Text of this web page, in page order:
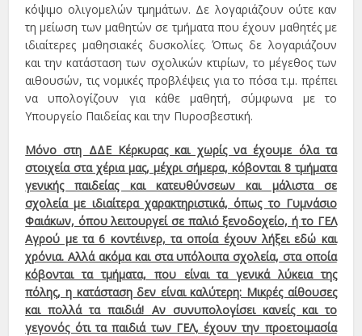
κόψιμο ολιγομελών τμημάτων. Δε λογαριάζουν ούτε καν
τη μείωση των μαθητών σε τμήματα που έχουν μαθητές με
ιδιαίτερες μαθησιακές δυσκολίες. Όπως δε λογαριάζουν
και την κατάσταση των σχολικών κτιρίων, το μέγεθος των
αιθουσών, τις νομικές προβλέψεις για το πόσα τ.μ. πρέπει
να υπολογίζουν για κάθε μαθητή, σύμφωνα με το
Υπουργείο Παιδείας και την Πυροσβεστική.
Μόνο στη ΔΔΕ Κέρκυρας και χωρίς να έχουμε όλα τα
στοιχεία στα χέρια μας, μέχρι σήμερα, κόβονται 8 τμήματα
γενικής παιδείας και κατευθύνσεων και μάλιστα σε
σχολεία με ιδιαίτερα χαρακτηριστικά, όπως το Γυμνάσιο
Φαιάκων, όπου λειτουργεί σε παλιό ξενοδοχείο, ή το ΓΕΛ
Αγρού με τα 6 κοντέινερ, τα οποία έχουν λήξει εδώ και
χρόνια. Αλλά ακόμα και στα υπόλοιπα σχολεία, στα οποία
κόβονται τα τμήματα, που είναι τα γενικά λύκεια της
πόλης, η κατάσταση δεν είναι καλύτερη: Μικρές αίθουσες
και πολλά τα παιδιά! Αν συνυπολογίσει κανείς και το
γεγονός ότι τα παιδιά των ΓΕΛ, έχουν την προετοιμασία